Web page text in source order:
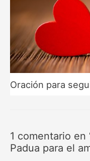
Oración para
1 comentario en
Padua para el